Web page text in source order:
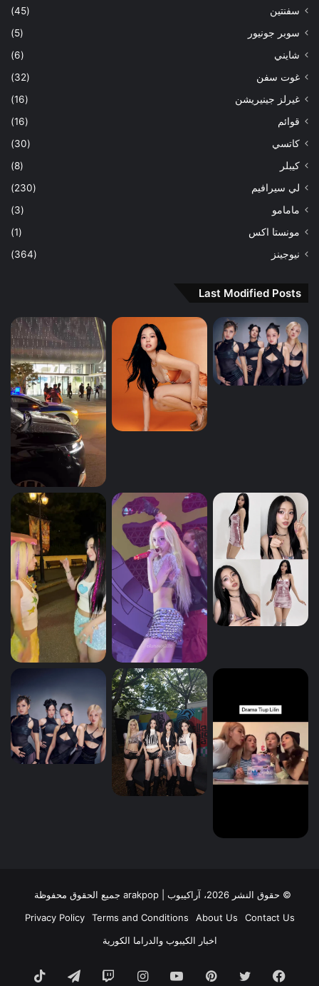
سفنتين
(45)
سوبر جونيور
(5)
شايني
(6)
غوت سفن
(32)
غيرلز جينيريشن
(16)
قوائم
(16)
كاتسي
(30)
كيبلر
(8)
لي سيرافيم
(230)
مامامو
(3)
مونستا اكس
(1)
نيوجينز
(364)
Last Modified Posts
© حقوق النشر 2026، آراكيبوب | ‎arakpop جميع الحقوق محفوظة
Contact Us
About Us
Terms and Conditions
Privacy Policy
اخبار الكيبوب والدراما الكورية
فيسبوك تويتر بينتيريستيوتيوبانستقرام تيلقرام